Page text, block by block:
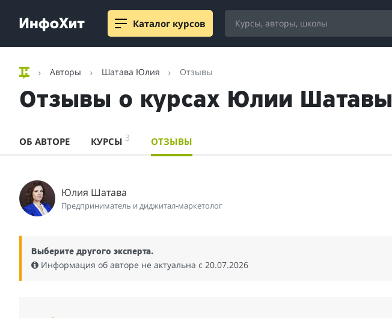
Каталог курсов
Авторы Шатава Юлия Отзывы
Отзывы о курсах Юлии Шатавы
ОБ АВТОРЕ КУРСЫ 3 ОТЗЫВЫ
Юлия Шатава
Предприниматель и диджитал-маркетолог
Выберите другого эксперта.
Информация об авторе не актуальна c 20.07.2026